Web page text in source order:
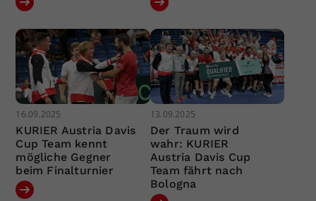
16.09.2025
KURIER Austria Davis
Cup Team kennt
mögliche Gegner
beim Finalturnier
13.09.2025
Der Traum wird
wahr: KURIER
Austria Davis Cup
Team fährt nach
Bologna